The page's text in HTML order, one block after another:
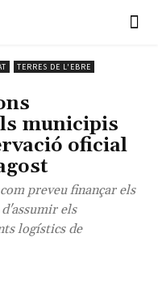
TERRES DE L'EBRE
municipis
oficial
preveu finançar els
els
logístics de